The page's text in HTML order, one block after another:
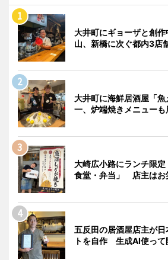
大井町にギョーザと創
山、新橋に次ぐ都内3店
大井町に海鮮居酒屋「
一、炉端焼きメニューも
大崎広小路にランチ限
食堂・弁当」 店主はお
五反田の居酒屋店主が
トを自作 生成AI使って